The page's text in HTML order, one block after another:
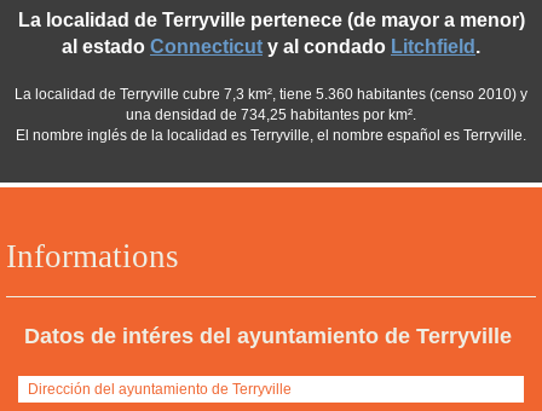
Informations
Datos de intéres del ayuntamiento de Terryville
Dirección del ayuntamiento de Terryville
La localidad de Terryville pertenece (de mayor a menor)
al estado Connecticut y al condado Litchfield .
La localidad de Terryville cubre 7,3 km², tiene 5.360 habitantes (censo 2010) y
una densidad de 734,25 habitantes por km².
El nombre inglés de la localidad es Terryville, el nombre español es Terryville.